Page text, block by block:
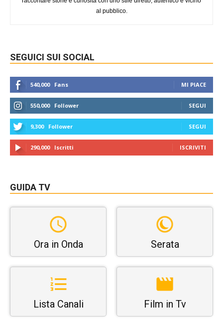
al pubblico.
SEGUICI SUI SOCIAL
540,000 Fans MI PIACE
550,000 Follower SEGUI
9,300 Follower SEGUI
290,000 Iscritti ISCRIVITI
GUIDA TV
Ora in Onda Serata
Lista Canali Film in Tv